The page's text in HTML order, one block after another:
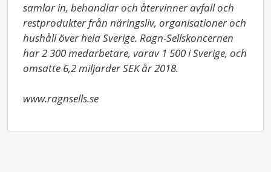
samlar in, behandlar och återvinner avfall och
restprodukter från näringsliv, organisationer och
hushåll över hela Sverige. Ragn-Sellskoncernen
har 2 300 medarbetare, varav 1 500 i Sverige, och
omsatte 6,2 miljarder SEK år 2018.
www.ragnsells.se